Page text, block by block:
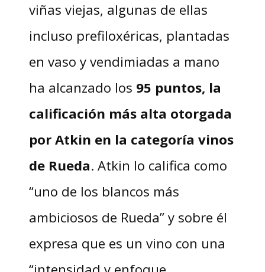
viñas viejas, algunas de ellas
incluso prefiloxéricas, plantadas
en vaso y vendimiadas a mano
ha alcanzado los 95 puntos, la
calificación más alta otorgada
por Atkin en la categoría vinos
de Rueda. Atkin lo califica como
“uno de los blancos más
ambiciosos de Rueda” y sobre él
expresa que es un vino con una